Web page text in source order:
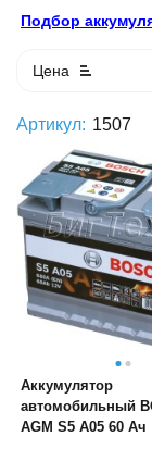
Подбор
Цена
Артикул: 1507
Аккумулятор
автомобильный
AGM S5 A05 60 Ач